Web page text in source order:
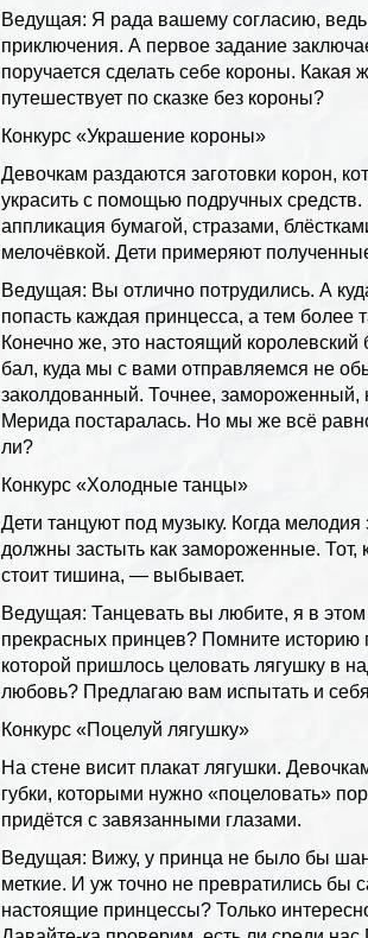
Ведущая: Я рада вашему согласию, ведь
приключения. А первое задание
поручается сделать себе короны. Какая
путешествует по сказке без короны?
Конкурс «Украшение короны»
Девочкам раздаются заготовки корон,
украсить с помощью подручных
аппликация бумагой, стразами,
мелочёвкой. Дети примеряют
Ведущая: Вы отлично потрудились. А
попасть каждая принцесса, а тем более
Конечно же, это настоящий королевский
бал, куда мы с вами отправляемся не
заколдованный. Точнее, замороженный,
Мерида постаралась. Но мы же всё
ли?
Конкурс «Холодные танцы»
Дети танцуют под музыку. Когда мелодия
должны застыть как замороженные. Тот,
стоит тишина, — выбывает.
Ведущая: Танцевать вы любите, я в этом
прекрасных принцев? Помните
которой пришлось целовать лягушку в
любовь? Предлагаю вам испытать и
Конкурс «Поцелуй лягушку»
На стене висит плакат лягушки.
губки, которыми нужно «поцеловать»
придётся с завязанными глазами.
Ведущая: Вижу, у принца не было бы
меткие. И уж точно не превратились бы
настоящие принцессы? Только